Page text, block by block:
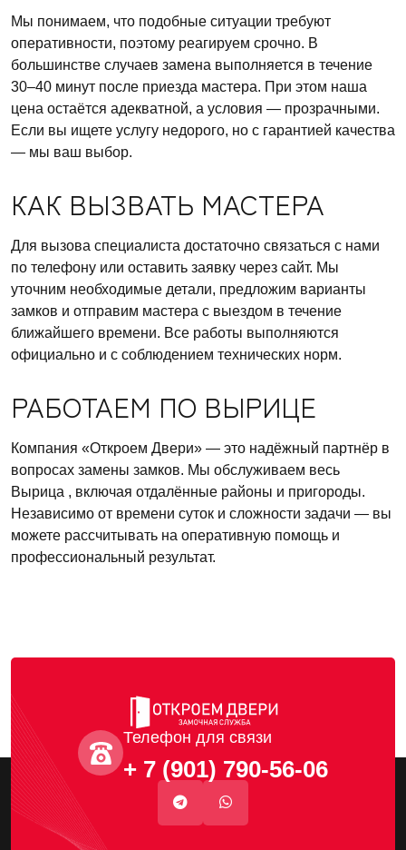
Мы понимаем, что подобные ситуации требуют
оперативности, поэтому реагируем срочно. В
большинстве случаев замена выполняется в течение
30–40 минут после приезда мастера. При этом наша
цена остаётся адекватной, а условия — прозрачными.
Если вы ищете услугу недорого, но с гарантией качества
— мы ваш выбор.
КАК ВЫЗВАТЬ МАСТЕРА
Для вызова специалиста достаточно связаться с нами
по телефону или оставить заявку через сайт. Мы
уточним необходимые детали, предложим варианты
замков и отправим мастера с выездом в течение
ближайшего времени. Все работы выполняются
официально и с соблюдением технических норм.
РАБОТАЕМ ПО ВЫРИЦЕ
Компания «Откроем Двери» — это надёжный партнёр в
вопросах замены замков. Мы обслуживаем весь
Вырица , включая отдалённые районы и пригороды.
Независимо от времени суток и сложности задачи — вы
можете рассчитывать на оперативную помощь и
профессиональный результат.
Телефон для связи
+ 7 (901) 790-56-06